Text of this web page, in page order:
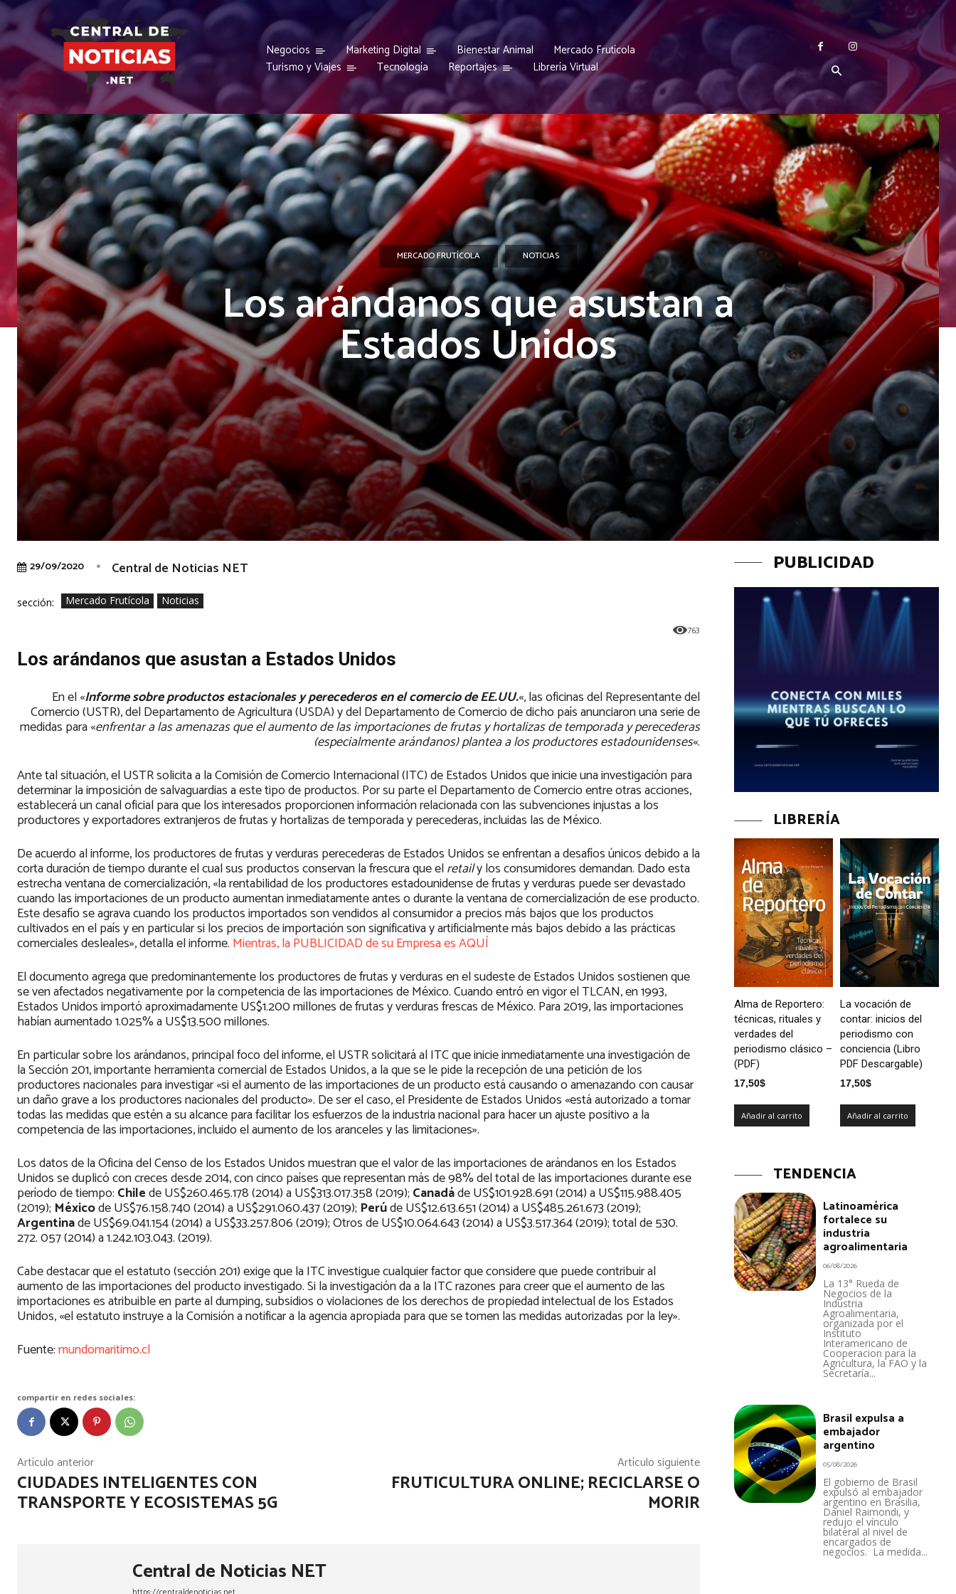
Negocios Marketing Digital Bienestar Animal
Mercado Frutícola
Turismo y Viajes
Tecnología Reportajes Librería Virtual
MERCADO FRUTÍCOLA NOTICIAS
Los arándanos que asustan a
Estados Unidos
29/09/2020 Central de Noticias NET
sección: Mercado Frutícola Noticias
763
Los arándanos que asustan a Estados Unidos
En el «Informe sobre productos estacionales y perecederos en el comercio de EE.UU.«, las oficinas del Representante del
Comercio (USTR), del Departamento de Agricultura (USDA) y del Departamento de Comercio de dicho país anunciaron una serie de
medidas para «enfrentar a las amenazas que el aumento de las importaciones de frutas y hortalizas de temporada y perecederas
(especialmente arándanos) plantea a los productores estadounidenses«.
Ante tal situación, el USTR solicita a la Comisión de Comercio Internacional (ITC) de Estados Unidos que inicie una investigación para
determinar la imposición de salvaguardias a este tipo de productos. Por su parte el Departamento de Comercio entre otras acciones,
establecerá un canal oficial para que los interesados proporcionen información relacionada con las subvenciones injustas a los
productores y exportadores extranjeros de frutas y hortalizas de temporada y perecederas, incluidas las de México.
De acuerdo al informe, los productores de frutas y verduras perecederas de Estados Unidos se enfrentan a desafíos únicos debido a la
corta duración de tiempo durante el cual sus productos conservan la frescura que elretaily los consumidores demandan. Dado esta
estrecha ventana de comercialización, «la rentabilidad de los productores estadounidense de frutas y verduras puede ser devastado
cuando las importaciones de un producto aumentan inmediatamente antes o durante la ventana de comercialización de ese producto.
Este desafío se agrava cuando los productos importados son vendidos al consumidor a precios más bajos que los productos
cultivados en el país y en particular si los precios de importación son significativa y artificialmente más bajos debido a las prácticas
comerciales desleales», detalla el informe. Mientras, la PUBLICIDAD de su Empresa es AQUÍ
El documento agrega que predominantemente los productores de frutas y verduras en el sudeste de Estados Unidos sostienen que
se ven afectados negativamente por la competencia de las importaciones de México. Cuando entró en vigor el TLCAN, en 1993,
Estados Unidos importó aproximadamente US$1.200 millones de frutas y verduras frescas de México. Para 2019, las importaciones
habían aumentado 1.025% a US$13.500 millones.
En particular sobre los arándanos, principal foco del informe, el USTR solicitará al ITC que inicie inmediatamente una investigación de
la Sección 201, importante herramienta comercial de Estados Unidos, a la que se le pide la recepción de una petición de los
productores nacionales para investigar «si el aumento de las importaciones de un producto está causando o amenazando con causar
un daño grave a los productores nacionales del producto». De ser el caso, el Presidente de Estados Unidos «está autorizado a tomar
todas las medidas que estén a su alcance para facilitar los esfuerzos de la industria nacional para hacer un ajuste positivo a la
competencia de las importaciones, incluido el aumento de los aranceles y las limitaciones».
Los datos de la Oficina del Censo de los Estados Unidos muestran que el valor de las importaciones de arándanos en los Estados
Unidos se duplicó con creces desde 2014, con cinco países que representan más de 98% del total de las importaciones durante ese
período de tiempo: Chilede US$260.465.178 (2014) a US$313.017.358 (2019); Canadáde US$101.928.691 (2014) a US$115.988.405
(2019); Méxicode US$76.158.740 (2014) a US$291.060.437 (2019); Perúde US$12.613.651 (2014) a US$485.261.673 (2019);
Argentinade US$69.041.154 (2014) a US$33.257.806 (2019); Otros de US$10.064.643 (2014) a US$3.517.364 (2019); total de 530.
272. 057 (2014) a 1.242.103.043. (2019).
Cabe destacar que el estatuto (sección 201) exige que la ITC investigue cualquier factor que considere que puede contribuir al
aumento de las importaciones del producto investigado. Si la investigación da a la ITC razones para creer que el aumento de las
importaciones es atribuible en parte al dumping, subsidios o violaciones de los derechos de propiedad intelectual de los Estados
Unidos, «el estatuto instruye a la Comisión a notificar a la agencia apropiada para que se tomen las medidas autorizadas por la ley».
Fuente:mundomaritimo.cl
compartir en redes sociales:
Artículo anterior
CIUDADES INTELIGENTES CON
TRANSPORTE Y ECOSISTEMAS 5G
Artículo siguiente
FRUTICULTURA ONLINE; RECICLARSE O
MORIR
Central de Noticias NET
PUBLICIDAD
LIBRERÍA
Alma de Reportero:
técnicas, rituales y
verdades del
periodismo clásico –
(PDF)
17,50$
Añadir al carrito
La vocación de
contar: inicios del
periodismo con
conciencia (Libro
PDF Descargable)
17,50$
Añadir al carrito
TENDENCIA
Latinoamérica
fortalece su
industria
agroalimentaria
06/08/2026
La 13° Rueda de
Negocios de la
Industria
Agroalimentaria,
organizada por el
Instituto
Interamericano de
Cooperacion para la
Agricultura, la FAO y la
Secretaría...
Brasil expulsa a
embajador
argentino
05/08/2026
El gobierno de Brasil
expulsó al embajador
argentino en Brasilia,
Daniel Raimondi, y
redujo el vínculo
bilateral al nivel de
encargados de
negocios. La medida...